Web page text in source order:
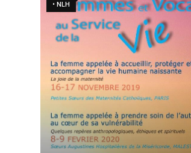
• NLH